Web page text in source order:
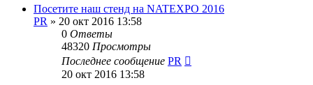
Посетите наш стенд на NATEXPO 2016
PR » 20 окт 2016 13:58
0 Ответы
48320 Просмотры
Последнее сообщение PR
20 окт 2016 13:58